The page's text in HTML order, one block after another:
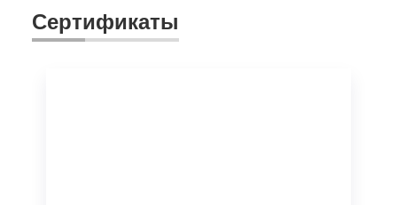
Сертификаты